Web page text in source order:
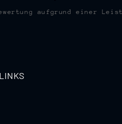
aufgrund einer